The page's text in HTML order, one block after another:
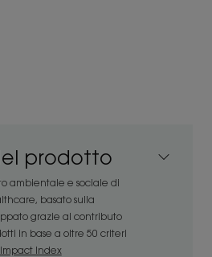
capelli.
e pediatrico e
adatto ai bambini di età
ed elastici. L’estratto di
prodotto
ambientale e sociale di
basato sulla
grazie al contributo
in base a oltre 50 criteri
Index